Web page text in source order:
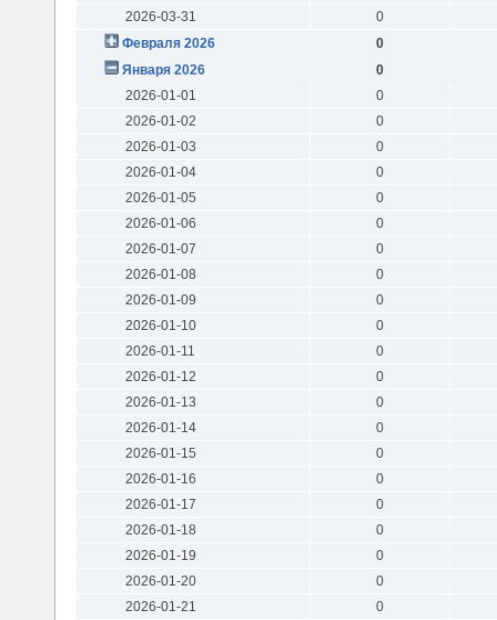
2026-03-31
0
Февраля 2026
0
Января 2026
0
2026-01-01
0
2026-01-02
0
2026-01-03
0
2026-01-04
0
2026-01-05
0
2026-01-06
0
2026-01-07
0
2026-01-08
0
2026-01-09
0
2026-01-10
0
2026-01-11
0
2026-01-12
0
2026-01-13
0
2026-01-14
0
2026-01-15
0
2026-01-16
0
2026-01-17
0
2026-01-18
0
2026-01-19
0
2026-01-20
0
2026-01-21
0